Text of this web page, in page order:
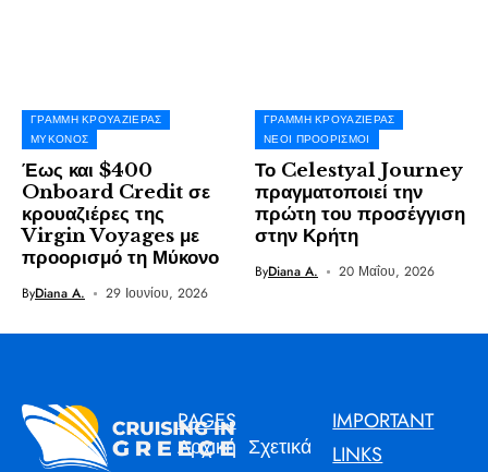
ΓΡΑΜΜΉ ΚΡΟΥΑΖΙΈΡΑΣ
ΜΎΚΟΝΟΣ
Έως και $400
Onboard Credit σε
κρουαζιέρες της
Virgin Voyages με
προορισμό τη Μύκονο
ByDiana A. 29 Ιουνίου, 2026
ΓΡΑΜΜΉ ΚΡΟΥΑΖΙΈΡΑΣ
ΝΈΟΙ ΠΡΟΟΡΙΣΜΟΊ
Το Celestyal Journey
πραγματοποιεί την
πρώτη του προσέγγιση
στην Κρήτη
ByDiana A. 20 Μαΐου, 2026
PAGES
Αρχική Σχετικά
IMPORTANT
LINKS